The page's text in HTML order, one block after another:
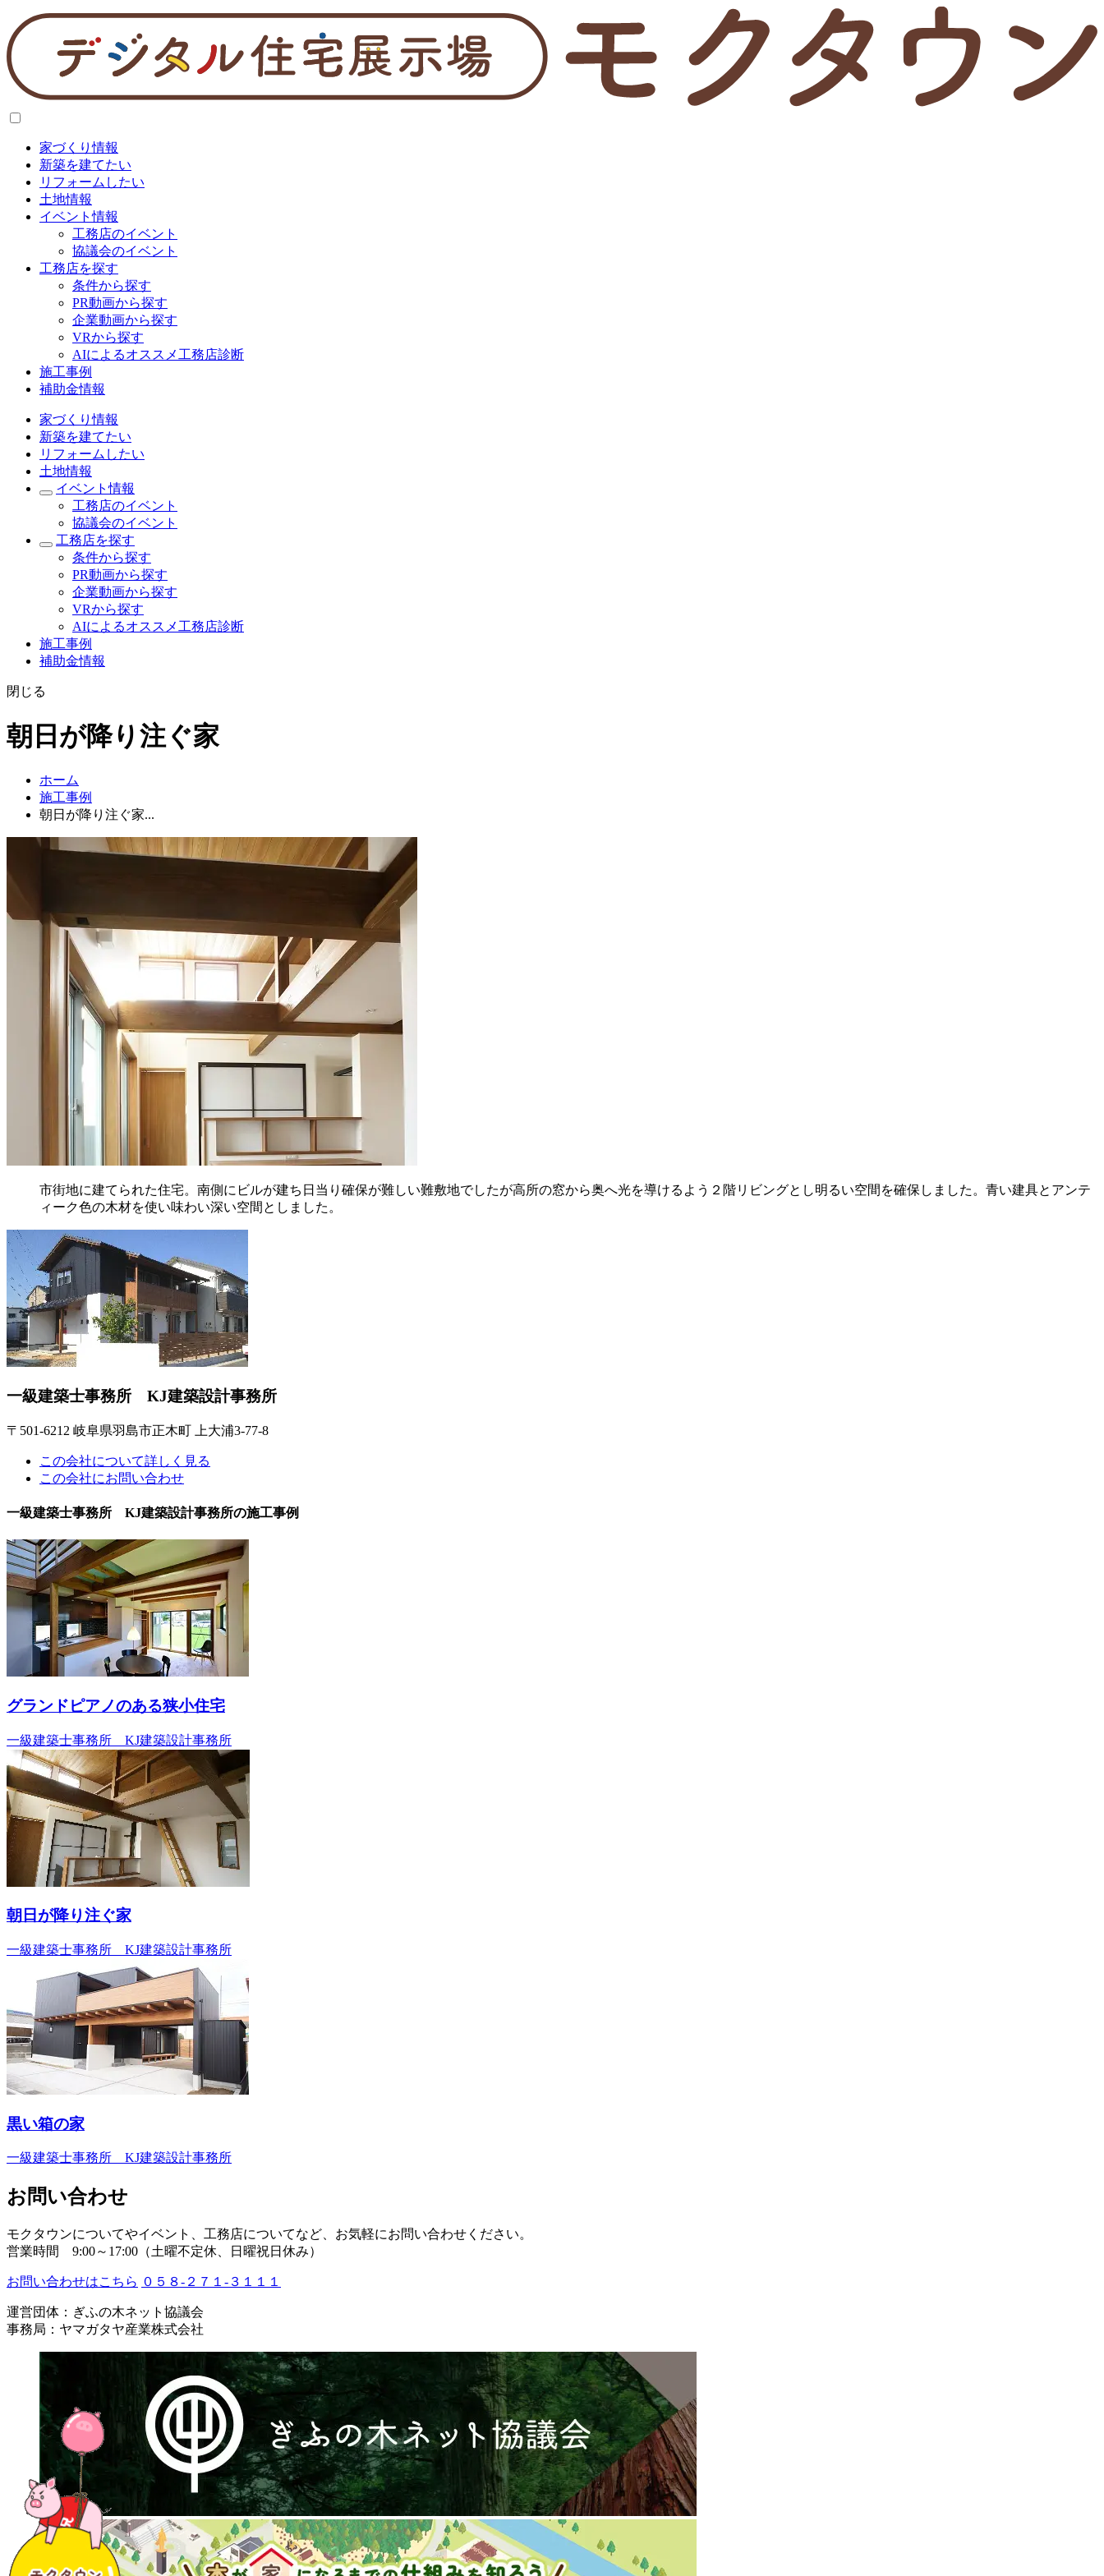
家づくり情報
新築を建てたい
リフォームしたい
土地情報
イベント情報
工務店のイベント
協議会のイベント
工務店を探す
条件から探す
PR動画から探す
企業動画から探す
VRから探す
AIによるオススメ工務店診断
施工事例
補助金情報
家づくり情報
新築を建てたい
リフォームしたい
土地情報
イベント情報
工務店のイベント
協議会のイベント
工務店を探す
条件から探す
PR動画から探す
企業動画から探す
VRから探す
AIによるオススメ工務店診断
施工事例
補助金情報
閉じる
朝日が降り注ぐ家
ホーム
施工事例
朝日が降り注ぐ家...
市街地に建てられた住宅。南側にビルが建ち日当り確保が難しい難敷地でしたが高所の窓から奥へ光を導けるよう２階リビングとし明るい空間を確保しました。青い建具とアンテ
ィーク色の木材を使い味わい深い空間としました。
一級建築士事務所 KJ建築設計事務所
〒501-6212 岐阜県羽島市正木町 上大浦3-77-8
この会社について詳しく見る
この会社にお問い合わせ
一級建築士事務所 KJ建築設計事務所の施工事例
グランドピアノのある狭小住宅
一級建築士事務所 KJ建築設計事務所
朝日が降り注ぐ家
一級建築士事務所 KJ建築設計事務所
黒い箱の家
一級建築士事務所 KJ建築設計事務所
お問い合わせ
モクタウンについてやイベント、工務店についてなど、お気軽にお問い合わせください。
営業時間 9:00～17:00（土曜不定休、日曜祝日休み）
お問い合わせはこちら ０５８-２７１-３１１１
運営団体：ぎふの木ネット協議会
事務局：ヤマガタヤ産業株式会社